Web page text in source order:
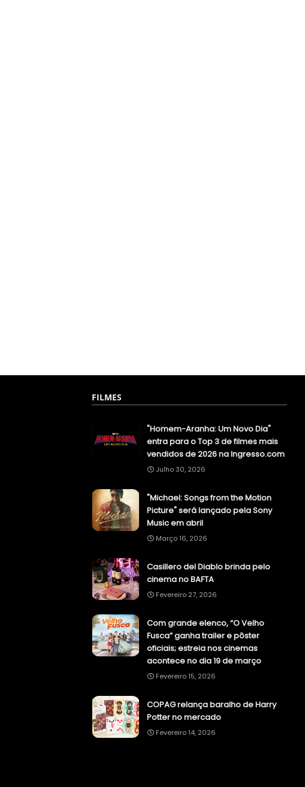
FILMES
"Homem-Aranha: Um Novo Dia"
entra para o Top 3 de filmes mais
vendidos de 2026 na Ingresso.com
Julho 30, 2026
"Michael: Songs from the Motion
Picture" será lançado pela Sony
Music em abril
Março 16, 2026
Casillero del Diablo brinda pelo
cinema no BAFTA
Fevereiro 27, 2026
Com grande elenco, “O Velho
Fusca” ganha trailer e pôster
oficiais; estreia nos cinemas
acontece no dia 19 de março
Fevereiro 15, 2026
COPAG relança baralho de Harry
Potter no mercado
Fevereiro 14, 2026